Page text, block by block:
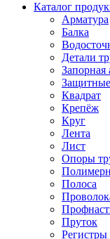
Каталог
Арматура
Балка
Детали
Запорная
Квадрат
Крепёж
Круг
Лента
Лист
Опоры
Полоса
Пруток
Регистры